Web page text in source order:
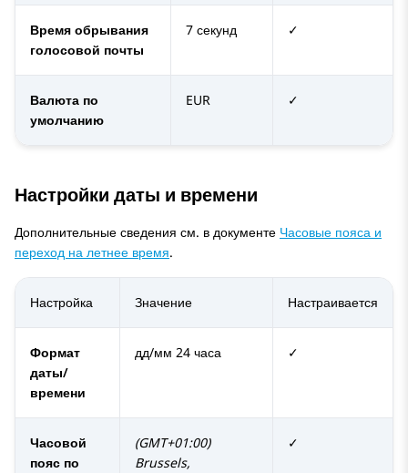
Время обрывания
голосовой почты
7 секунд ✓
Валюта по
умолчанию
EUR ✓
Настройки даты и времени
Дополнительные сведения см. в документе Часовые пояса и
переход на летнее время.
Настройка Значение Настраивается
Формат
даты/
времени
дд/мм 24 часа ✓
Часовой
пояс по
(GMT+01:00)
Brussels,
✓